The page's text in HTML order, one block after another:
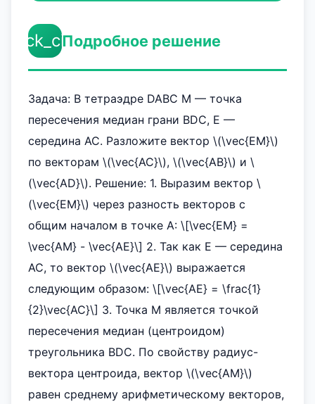
Подробное решение
Задача: В тетраэдре DABC M — точка
пересечения медиан грани BDC, E —
середина AC. Разложите вектор \(\vec{EM}\)
по векторам \(\vec{AC}\), \(\vec{AB}\) и \
(\vec{AD}\). Решение: 1. Выразим вектор \
(\vec{EM}\) через разность векторов с
общим началом в точке A: \[\vec{EM} =
\vec{AM} - \vec{AE}\] 2. Так как E — середина
AC, то вектор \(\vec{AE}\) выражается
следующим образом: \[\vec{AE} = \frac{1}
{2}\vec{AC}\] 3. Точка M является точкой
пересечения медиан (центроидом)
треугольника BDC. По свойству радиус-
вектора центроида, вектор \(\vec{AM}\)
равен среднему арифметическому векторов,